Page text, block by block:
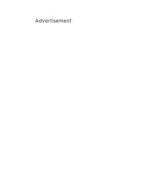
Advertisement